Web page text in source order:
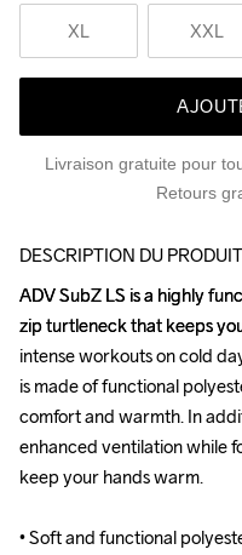
XL XXL
Livraison gratuite pour
Retours
DESCRIPTION DU PRODUIT
ADV SubZ LS is a highly
zip turtleneck that keeps
intense workouts on cold
is made of functional
comfort and warmth. In
enhanced ventilation while
keep your hands warm.
• Soft and functional
ADV SubZ LS is a highly
zip turtleneck that keeps
intense workouts on cold
is made of functional
comfort and warmth. In
enhanced ventilation while
keep your hands warm.
• Soft and functional